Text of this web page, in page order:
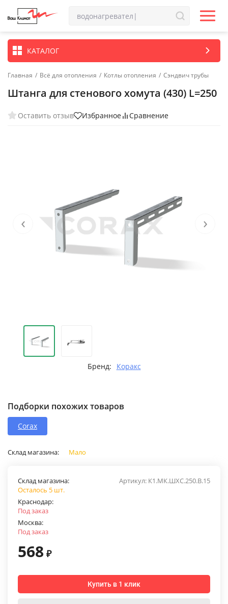
КАТАЛОГ
Главная / Всё для отопления / Котлы отопления / Сэндвич трубы
Штанга для стенового хомута (430) L=250
Оставить отзыв Избранное Сравнение
‹ ›
Бренд: Коракс
Подборки похожих товаров
Corax
Склад магазина: Мало
Артикул: К1.МК.ШХС.250.В.15
Склад магазина:
Осталось 5 шт.
Краснодар:
Под заказ
Москва:
Под заказ
568 ₽
Купить в 1 клик